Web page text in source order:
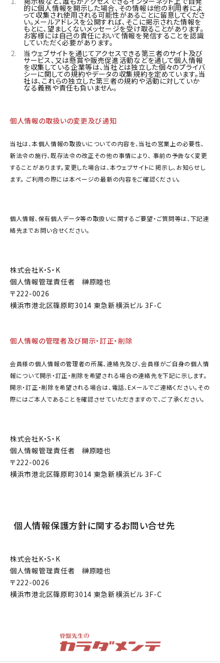
的に個人情報を開示した場合、その情報は他の利用者によ
って収集され使用される可能性があることに留意してくださ
い。メールアドレスを公開すれば、そこに掲示された情報を
もとに、望ましくないメッセージを受け取ることがあります。
お客様には自己の責任において情報を発信することを認識
していただく必要があります。
当ウェブサイトを通じてアクセスできる第三者のサイト及び
サービス、又は懸賞や販売促進活動などを通して個人情報
を収集している企業等は、当社とは独立した個々のプライバ
シーに関しての規約やデータの収集規約を定めています。当
社は、これらの独立した第三者の規約や活動に対していか
なる義務や責任も負いません。
個人情報の取扱いの変更及び通知
当社は、本個人情報の取扱いについての内容を、当社の営業上の必要性、
新法令の施行、既存法令の改正その他の事情により、 事前の予告なく変更
することがあります。変更した場合は、本ウェブサイトに掲示し、お知らせし
ます。 ご利用の際には本ページの最新の内容をご確認ください。
個人情報、保有個人データ等の取扱いに関するご要望・ご質問等は、下記連
絡先までお問い合せください。
株式会社K・S・K
個人情報管理責任者 榊原睦也
222-0026
横浜市港北区篠原町3014 東急新横浜ビル 3F-C
個人情報の管理者及び開示・訂正・削除
会員様の個人情報の管理者の所属、連絡先及び、会員様がご自身の個人情
報について開示・訂正・削除を希望される場合の連絡先を下記に示します。
開示・訂正・削除を希望される場合は、電話、Eメールでご連絡ください。その
際にはご本人であることを確認させていただきますので、ご了承ください。
株式会社K・S・K
個人情報管理責任者 榊原睦也
222-0026
横浜市港北区篠原町3014 東急新横浜ビル 3F-C
個人情報保護方針に関するお問い合せ先
株式会社K・S・K
個人情報管理責任者 榊原睦也
222-0026
横浜市港北区篠原町3014 東急新横浜ビル 3F-C